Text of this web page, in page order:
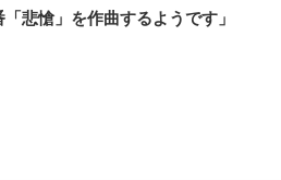
悲愴」を作曲するようです」